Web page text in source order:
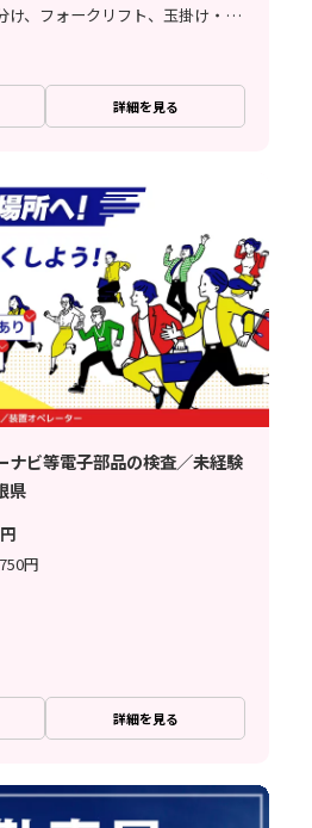
軽作業、梱包・仕分け、フォークリフト、玉掛け・クレーン
詳細を見る
ナビ等電子部品の検査／未経験
県
円
円
詳細を見る